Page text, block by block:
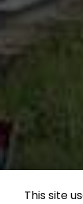
This site